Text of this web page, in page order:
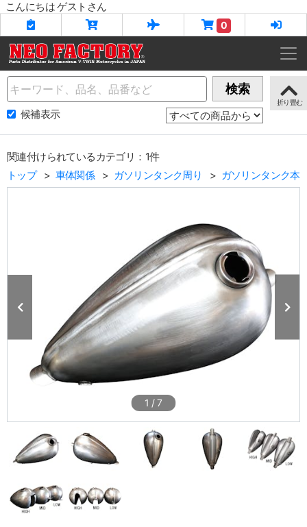
こんにちは ゲストさん
0
Name 検索
候補表示
関連付けられているカテゴリ：1件
トップ
車体関係 ガソリンタンク周り ガソリンタンク本
1 /7